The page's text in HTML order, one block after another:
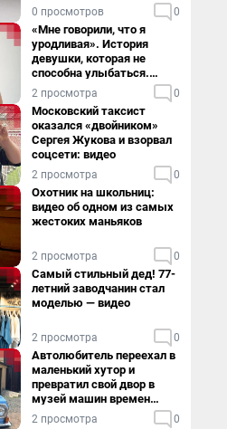
0 просмотров 0
«Мне говорили, что я
уродливая». История
девушки, которая не
способна улыбаться.
Видео
2 просмотра 0
Московский таксист
оказался «двойником»
Сергея Жукова и взорвал
соцсети: видео
2 просмотра 0
Охотник на школьниц:
видео об одном из самых
жестоких маньяков
2 просмотра 0
Самый стильный дед! 77-
летний заводчанин стал
моделью — видео
2 просмотра 0
Автолюбитель переехал в
маленький хутор и
превратил свой двор в
музей машин времен
СССР. Видео
2 просмотра 0